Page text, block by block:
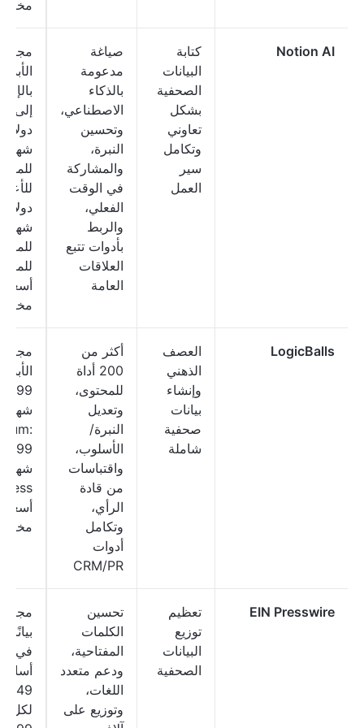
Notion AI
كتابة
البيانات
الصحفية
بشكل
تعاوني
وتكامل
سير
العمل
صياغة
مدعومة
بالذكاء
الاصطناعي،
وتحسين
النبرة،
والمشاركة
في الوقت
الفعلي،
والربط
بأدوات تتبع
العلاقات
العامة
الأبد،
شهريًا
دولارًا
شهريًا
أسعار
LogicBalls
العصف
الذهني
وإنشاء
بيانات
صحفية
شاملة
أكثر من
200 أداة
للمحتوى،
وتعديل
النبرة/
الأسلوب،
واقتباسات
من قادة
الرأي،
وتكامل
أدوات
CRM/PR
أسعار
EIN Presswire
تعظيم
توزيع
البيانات
الصحفية
تحسين
الكلمات
المفتاحية،
ودعم متعدد
اللغات،
وتوزيع على
بيانًا
في
لكل